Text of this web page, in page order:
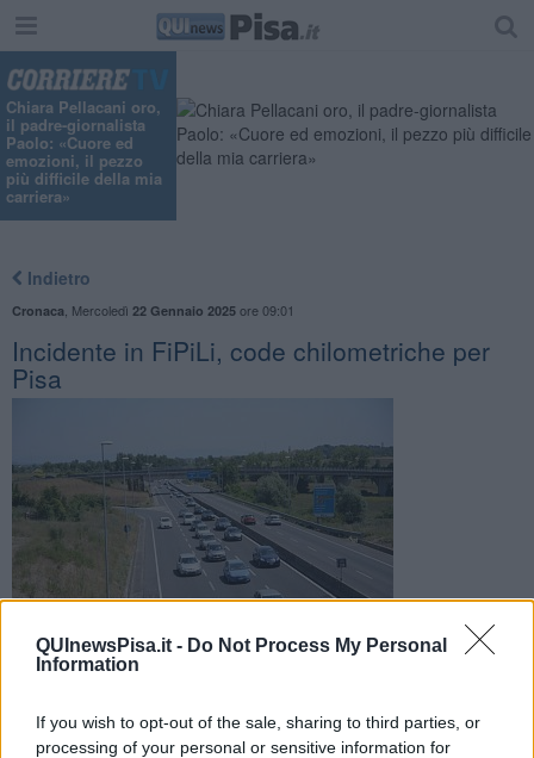
QUInewsPisa.it - Do Not Process My Personal
Information
If you wish to opt-out of the sale, sharing to third parties, or
processing of your personal or sensitive information for
Chiara Pellacani oro,
il padre-giornalista
Paolo: «Cuore ed
emozioni, il pezzo
più difficile della mia
carriera»
Indietro
Cronaca Mercoledì 22 Gennaio 2025ore 09:01
Incidente in FiPiLi, code chilometriche per
Pisa
Scontro avvenuto verso Navacchio, lunga coda e forze
chilometri